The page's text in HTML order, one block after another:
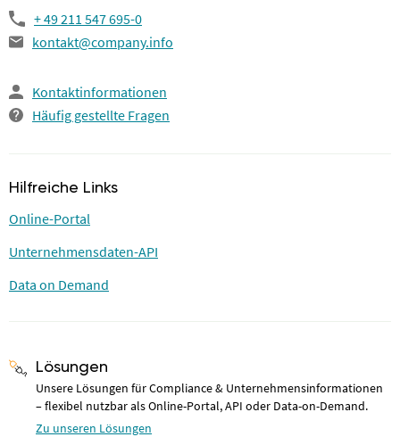
+ 49 211 547 695-0
kontakt@company.info
Kontaktinformationen
Häufig gestellte Fragen
Hilfreiche Links
Online-Portal
Unternehmensdaten-API
Data on Demand
Lösungen
Unsere Lösungen für Compliance & Unternehmensinformationen
– flexibel nutzbar als Online-Portal, API oder Data-on-Demand.
Zu unseren Lösungen